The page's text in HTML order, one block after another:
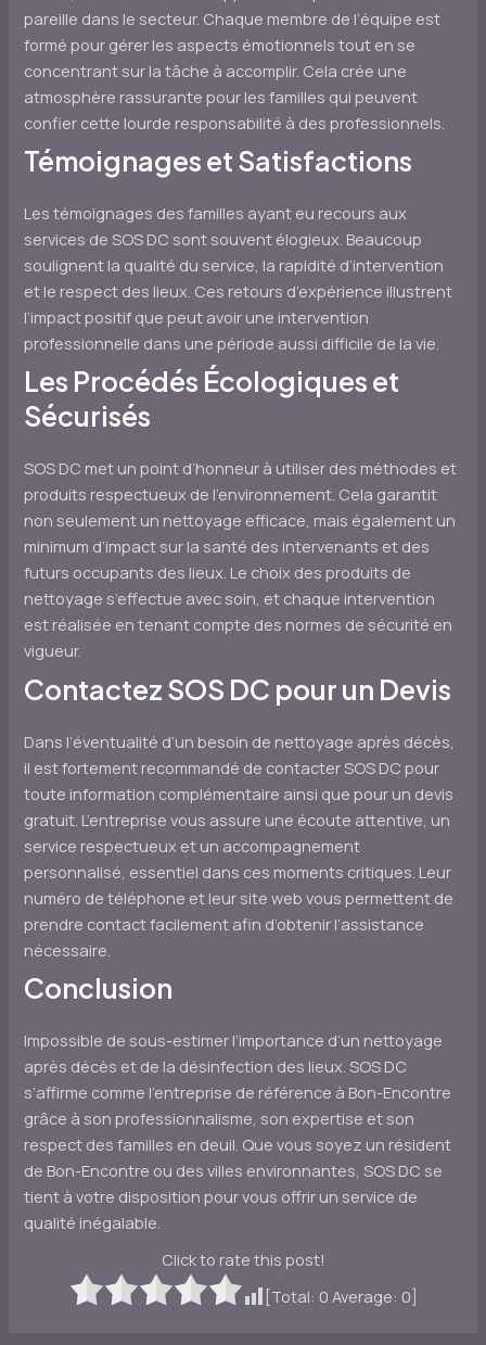
pareille dans le secteur. Chaque membre de l’équipe est
formé pour gérer les aspects émotionnels tout en se
concentrant sur la tâche à accomplir. Cela crée une
atmosphère rassurante pour les familles qui peuvent
confier cette lourde responsabilité à des professionnels.
Témoignages et Satisfactions
Les témoignages des familles ayant eu recours aux
services de SOS DC sont souvent élogieux. Beaucoup
soulignent la qualité du service, la rapidité d’intervention
et le respect des lieux. Ces retours d’expérience illustrent
l’impact positif que peut avoir une intervention
professionnelle dans une période aussi difficile de la vie.
Les Procédés Écologiques et
Sécurisés
SOS DC met un point d’honneur à utiliser des méthodes et
produits respectueux de l’environnement. Cela garantit
non seulement un nettoyage efficace, mais également un
minimum d’impact sur la santé des intervenants et des
futurs occupants des lieux. Le choix des produits de
nettoyage s’effectue avec soin, et chaque intervention
est réalisée en tenant compte des normes de sécurité en
vigueur.
Contactez SOS DC pour un Devis
Dans l’éventualité d’un besoin de nettoyage après décès,
il est fortement recommandé de contacter SOS DC pour
toute information complémentaire ainsi que pour un devis
gratuit. L’entreprise vous assure une écoute attentive, un
service respectueux et un accompagnement
personnalisé, essentiel dans ces moments critiques. Leur
numéro de téléphone et leur site web vous permettent de
prendre contact facilement afin d’obtenir l’assistance
nécessaire.
Conclusion
Impossible de sous-estimer l’importance d’un nettoyage
après décès et de la désinfection des lieux. SOS DC
s’affirme comme l’entreprise de référence à Bon-Encontre
grâce à son professionnalisme, son expertise et son
respect des familles en deuil. Que vous soyez un résident
de Bon-Encontre ou des villes environnantes, SOS DC se
tient à votre disposition pour vous offrir un service de
qualité inégalable.
Click to rate this post!
[Total: 0 Average: 0]